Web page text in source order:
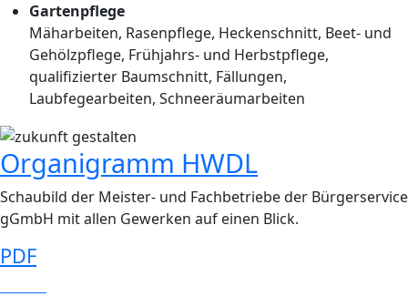
Gartenpflege
Mäharbeiten, Rasenpflege, Heckenschnitt, Beet- und
Gehölzpflege, Frühjahrs- und Herbstpflege,
qualifizierter Baumschnitt, Fällungen,
Laubfegearbeiten, Schneeräumarbeiten
Organigramm HWDL
Schaubild der Meister- und Fachbetriebe der Bürgerservice
gGmbH mit allen Gewerken auf einen Blick.
PDF